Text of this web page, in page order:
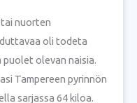
tai nuorten
oli todeta
olevan naisia.
Tampereen pyrinnön
sarjassa 64 kiloa.